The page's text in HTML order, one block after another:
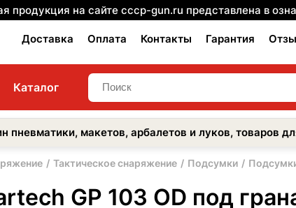
продукция на сайте cccp-gun.ru представлена в
Доставка Оплата Контакты Гарантия
Каталог
пневматики, макетов, арбалетов и луков, товаров
Тактическое снаряжение Подсумки
GP 103 OD под